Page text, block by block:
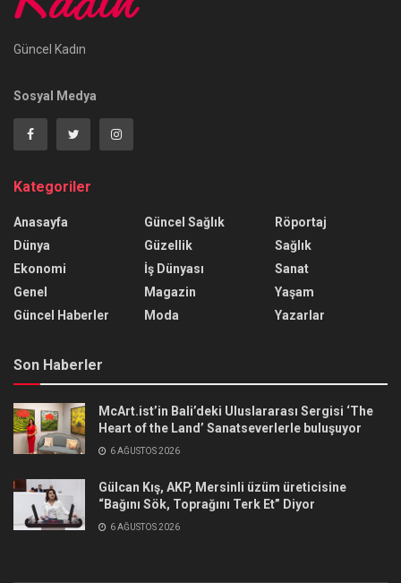
Güncel Kadın
Sosyal Medya
Kategoriler
Anasayfa
Dünya
Ekonomi
Genel
Güncel Haberler
Güncel Sağlık
Güzellik
İş Dünyası
Magazin
Moda
Röportaj
Sağlık
Sanat
Yaşam
Yazarlar
Son Haberler
McArt.ist’in Bali’deki Uluslararası Sergisi ‘The
Heart of the Land’ Sanatseverlerle buluşuyor
6 AĞUSTOS 2026
Gülcan Kış, AKP, Mersinli üzüm üreticisine
“Bağını Sök, Toprağını Terk Et” Diyor
6 AĞUSTOS 2026